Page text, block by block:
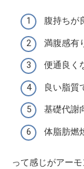
腹持ちが
満腹感有
便通良く
良い脂質
基礎代謝
体脂肪燃
って感じがアー